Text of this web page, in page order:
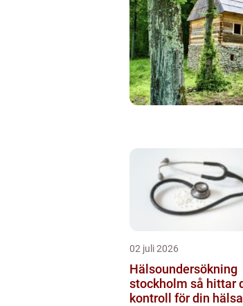
02 juli 2026
Hälsoundersökning
stockholm så hittar du rätt
kontroll för din hälsa